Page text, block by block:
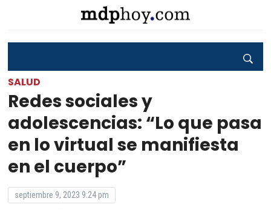
SALUD
Redes sociales y
adolescencias: “Lo que pasa
en lo virtual se manifiesta
en el cuerpo”
septiembre 9, 2023 9:24 pm